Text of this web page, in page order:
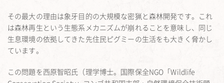
その最大の理由は象牙目的の大規模な密猟と森林開発です。これ
は森林再生という生態系メカニズムが崩れることを意味し、同じ
生息環境の依拠してきた先住民ピグミーの生活をも大きく脅かし
ています。
この問題を西原智昭氏（理学博士。国際保全NGO「Wildlife